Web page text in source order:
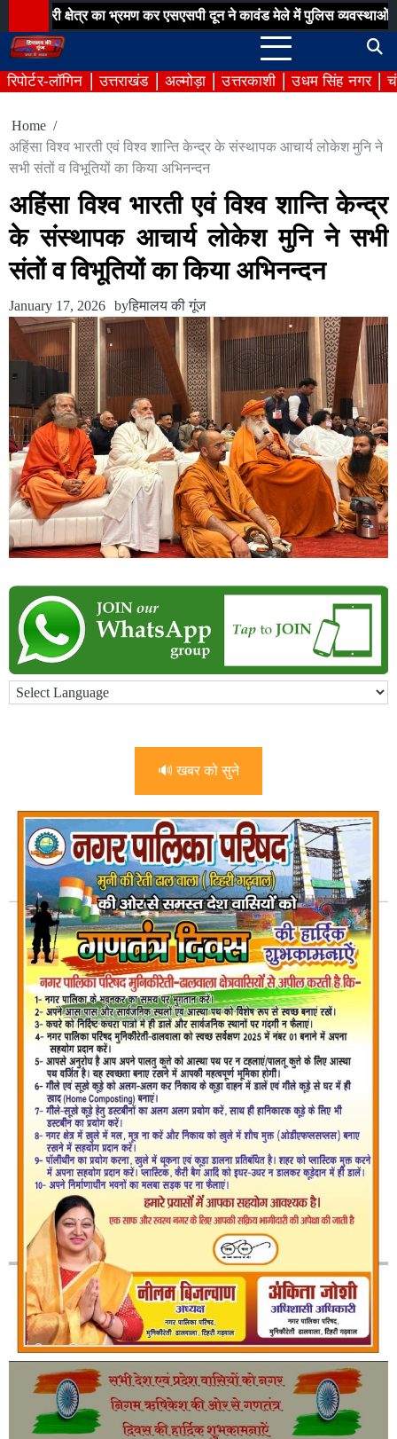
to
content
क्षेत्र का भ्रमण कर एसएसपी दून ने कावंड मेले में पुलिस व्यवस्थाओं का लिया
रिपोर्टर-लॉगिन उत्तराखंड अल्मोड़ा उत्तरकाशी उधम सिंह नगर
Home
अहिंसा विश्व भारती एवं विश्व शान्ति केन्द्र के संस्थापक आचार्य लोकेश मुनि ने
सभी संतों व विभूतियों का किया अभिनन्दन
अहिंसा विश्व भारती एवं विश्व शान्ति केन्द्र
के संस्थापक आचार्य लोकेश मुनि ने सभी
संतों व विभूतियों का किया अभिनन्दन
January 17, 2026 byहिमालय की गूंज
🔊 खबर को सुने